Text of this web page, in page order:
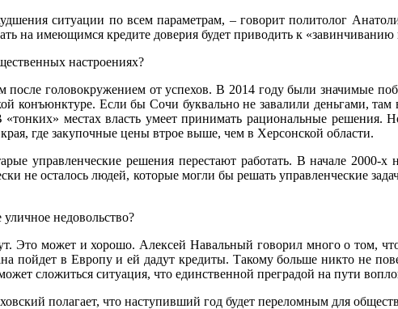
ситуации по всем параметрам, – говорит политолог
на имеющимся кредите доверия будет приводить к «завинчиванию
настроениях?
после головокружением от успехов. В 2014 году были
конъюнктуре. Если бы Сочи буквально не завалили деньгами,
местах власть умеет принимать рациональные решения.
где закупочные цены втрое выше, чем в Херсонской области.
управленческие решения перестают работать. В начале 2000-
не осталось людей, которые могли бы решать управленческие
недовольство?
Это может и хорошо. Алексей Навальный говорил много о том,
пойдет в Европу и ей дадут кредиты. Такому больше никто не
сложиться ситуация, что единственной преградой на пути
полагает, что наступивший год будет переломным для